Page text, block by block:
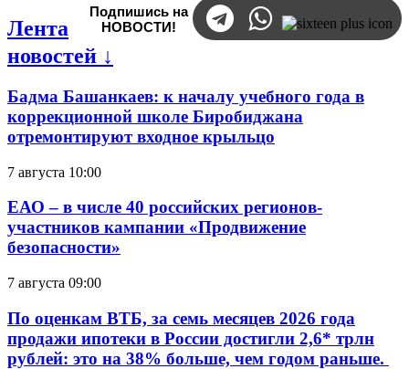
Подпишись на
НОВОСТИ!
Лента
новостей ↓
Бадма Башанкаев: к началу учебного года в
коррекционной школе Биробиджана
отремонтируют входное крыльцо
7 августа 10:00
ЕАО – в числе 40 российских регионов-
участников кампании «Продвижение
безопасности»
7 августа 09:00
По оценкам ВТБ, за семь месяцев 2026 года
продажи ипотеки в России достигли 2,6* трлн
рублей: это на 38% больше, чем годом раньше.